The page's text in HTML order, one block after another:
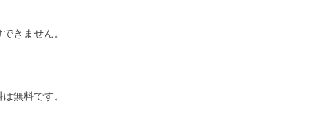
きません。
無料です。